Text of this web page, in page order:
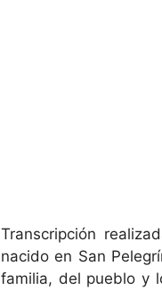
Transcripción
nacido en San
familia, del pueblo y